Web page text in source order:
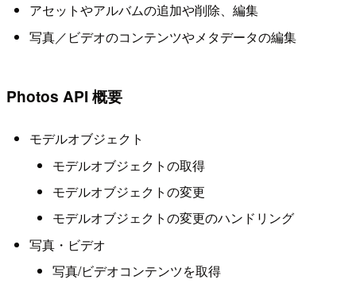
アセットやアルバムの追加や削除、編集
写真／ビデオのコンテンツやメタデータの編集
Photos API 概要
モデルオブジェクト
モデルオブジェクトの取得
モデルオブジェクトの変更
モデルオブジェクトの変更のハンドリング
写真・ビデオ
写真/ビデオコンテンツを取得